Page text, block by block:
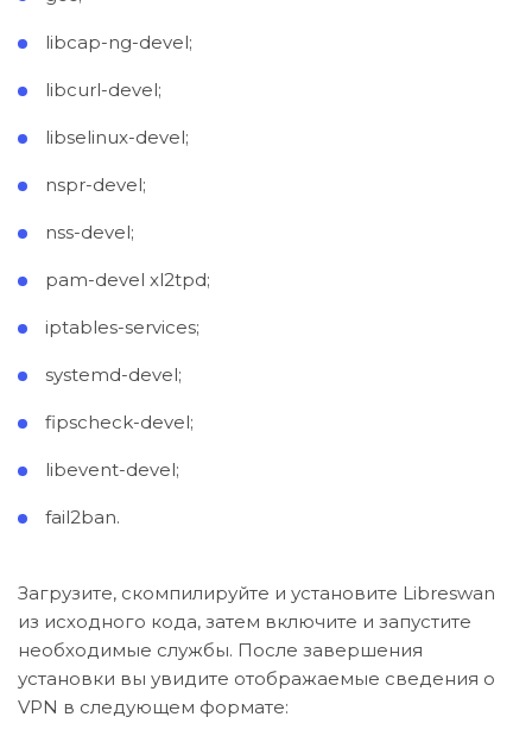
libcap-ng-devel;
libcurl-devel;
libselinux-devel;
nspr-devel;
nss-devel;
pam-devel xl2tpd;
iptables-services;
systemd-devel;
fipscheck-devel;
libevent-devel;
fail2ban.
Загрузите, скомпилируйте и установите Libreswan
из исходного кода, затем включите и запустите
необходимые службы. После завершения
установки вы увидите отображаемые сведения о
VPN в следующем формате: